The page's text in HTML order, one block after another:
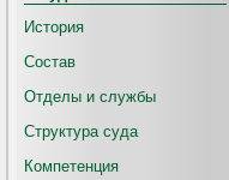
История
Состав
Отделы и службы
Структура суда
Компетенция